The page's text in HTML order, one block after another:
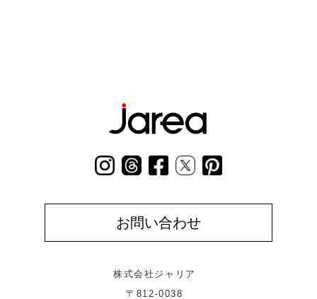
お問い合わせ
株式会社ジャリア
〒812-0038